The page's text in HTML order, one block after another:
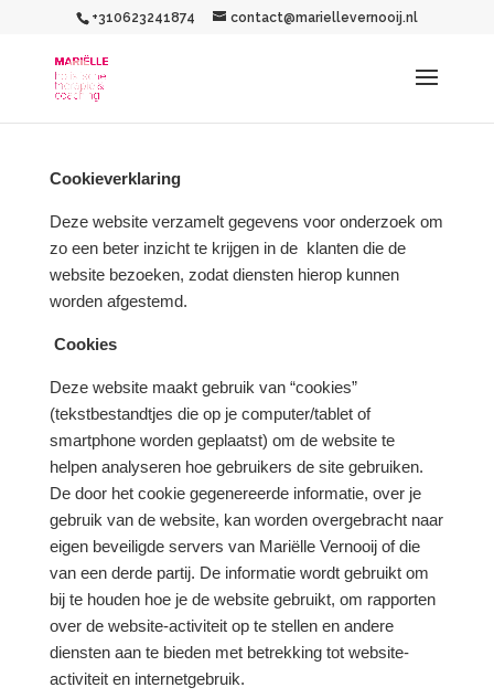
+310623241874 contact@mariellevernooij.nl
Cookieverklaring
Deze website verzamelt gegevens voor onderzoek om
zo een beter inzicht te krijgen in de klanten die de
website bezoeken, zodat diensten hierop kunnen
worden afgestemd.
Cookies
Deze website maakt gebruik van “cookies”
(tekstbestandtjes die op je computer/tablet of
smartphone worden geplaatst) om de website te
helpen analyseren hoe gebruikers de site gebruiken.
De door het cookie gegenereerde informatie, over je
gebruik van de website, kan worden overgebracht naar
eigen beveiligde servers van Mariëlle Vernooij of die
van een derde partij. De informatie wordt gebruikt om
bij te houden hoe je de website gebruikt, om rapporten
over de website-activiteit op te stellen en andere
diensten aan te bieden met betrekking tot website-
activiteit en internetgebruik.